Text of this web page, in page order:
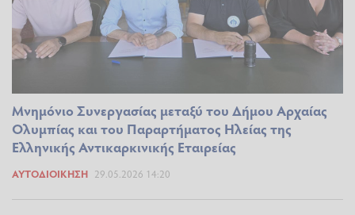
Μνημόνιο Συνεργασίας μεταξύ του Δήμου Αρχαίας
Ολυμπίας και του Παραρτήματος Ηλείας της
Ελληνικής Αντικαρκινικής Εταιρείας
ΑΥΤΟΔΙΟΊΚΗΣΗ 29.05.2026 14:20